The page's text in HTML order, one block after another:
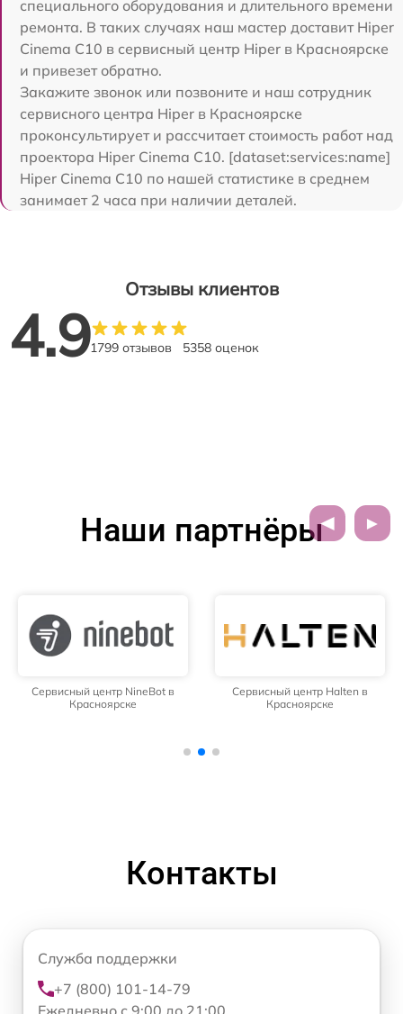
специального оборудования и длительного времени
ремонта. В таких случаях наш мастер доставит Hiper
Cinema C10 в сервисный центр Hiper в Красноярске
и привезет обратно.
Закажите звонок или позвоните и наш сотрудник
сервисного центра Hiper в Красноярске
проконсультирует и рассчитает стоимость работ над
проектора Hiper Cinema C10. [dataset:services:name]
Hiper Cinema C10 по нашей статистике в среднем
занимает 2 часа при наличии деталей.
Отзывы клиентов
4.91799 отзывов 5358 оценок
Наши партнёры
Сервисный центр NineBot в
Красноярске
Сервисный центр Halten в
Красноярске
Контакты
Служба поддержки
+7 (800) 101-14-79
Ежедневно с 9:00 до 21:00